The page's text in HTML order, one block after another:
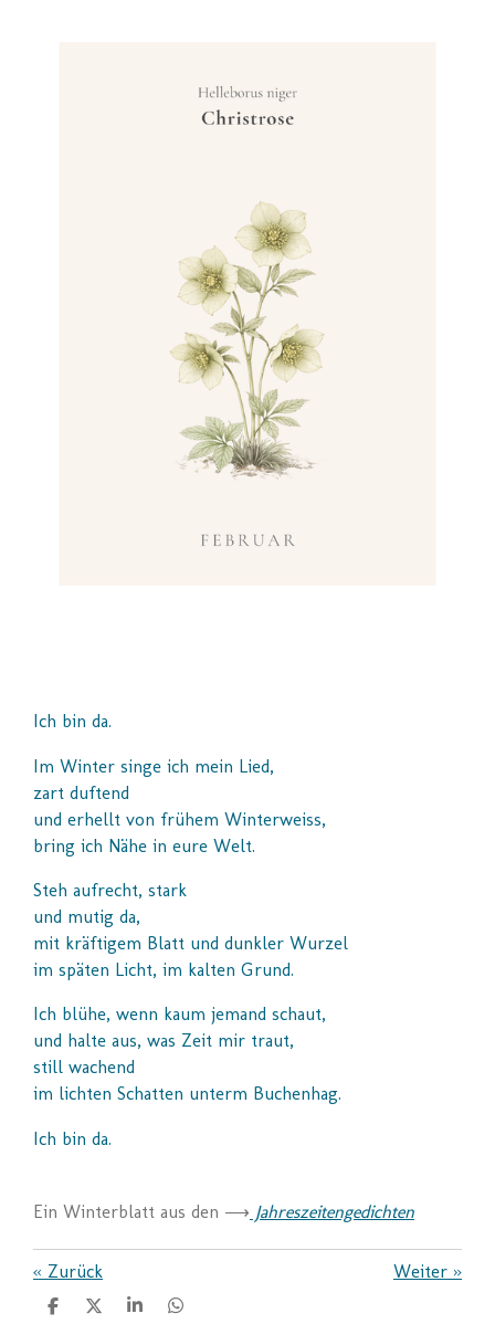
Ich bin da.
Im Winter singe ich mein Lied,
zart duftend
und erhellt von frühem Winterweiss,
bring ich Nähe in eure Welt.
Steh aufrecht, stark
und mutig da,
mit kräftigem Blatt und dunkler Wurzel
im späten Licht, im kalten Grund.
Ich blühe, wenn kaum jemand schaut,
und halte aus, was Zeit mir traut,
still wachend
im lichten Schatten unterm Buchenhag.
Ich bin da.
Ein Winterblatt aus den ⟶ Jahreszeitengedichten
« Zurück Weiter »
T
T
T
T